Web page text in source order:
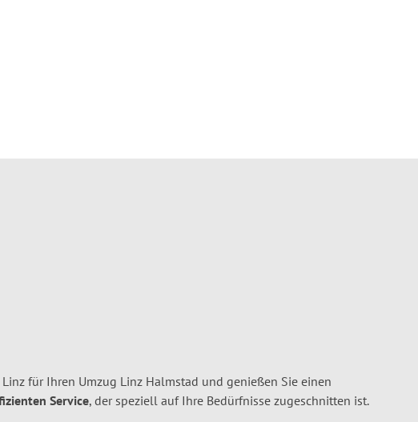
für Ihren Umzug Linz Halmstad und genießen Sie einen
Service, der speziell auf Ihre Bedürfnisse zugeschnitten ist.